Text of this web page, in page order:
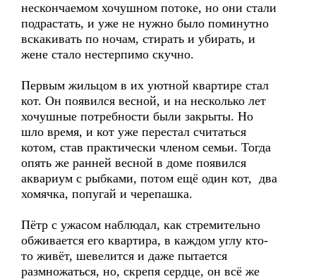
нескончаемом хочушном потоке, но они стали
подрастать, и уже не нужно было поминутно
вскакивать по ночам, стирать и убирать, и
жене стало нестерпимо скучно.
Первым жильцом в их уютной квартире стал
кот. Он появился весной, и на несколько лет
хочушные потребности были закрыты. Но
шло время, и кот уже перестал считаться
котом, став практически членом семьи. Тогда
опять же ранней весной в доме появился
аквариум с рыбками, потом ещё один кот, два
хомячка, попугай и черепашка.
Пётр с ужасом наблюдал, как стремительно
обживается его квартира, в каждом углу кто-
то живёт, шевелится и даже пытается
размножаться, но, скрепя сердце, он всё же